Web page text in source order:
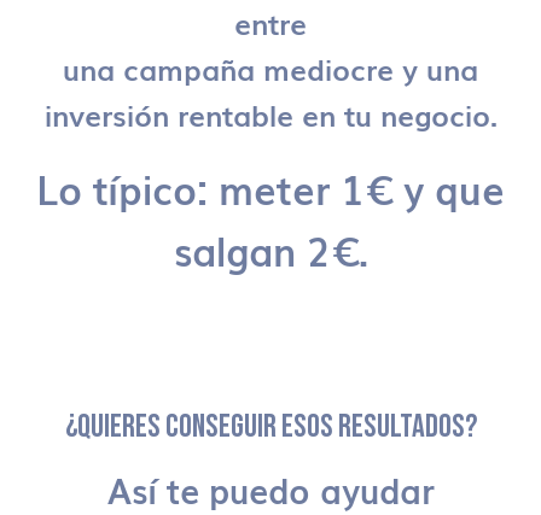
entre
una campaña mediocre y una
inversión rentable en tu negocio.
Lo típico: meter 1€ y que
salgan 2€.
¿QUIERES CONSEGUIR ESOS RESULTADOS?
Así te puedo ayudar